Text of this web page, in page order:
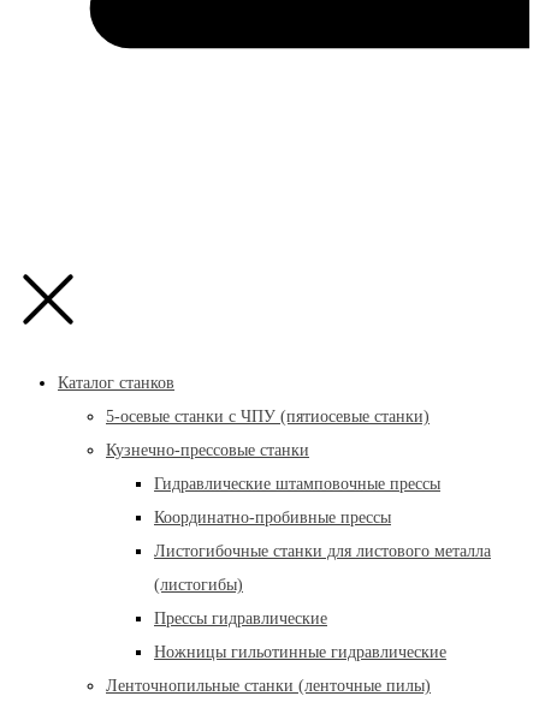
Каталог станков
5-осевые станки с ЧПУ (пятиосевые станки)
Кузнечно-прессовые станки
Гидравлические штамповочные прессы
Координатно-пробивные прессы
Листогибочные станки для листового металла
(листогибы)
Прессы гидравлические
Ножницы гильотинные гидравлические
Ленточнопильные станки (ленточные пилы)